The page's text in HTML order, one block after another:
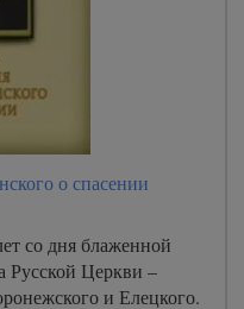
о спасении
со дня блаженной
Русской Церкви –
и Елецкого.